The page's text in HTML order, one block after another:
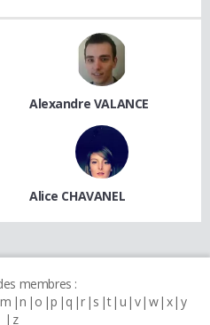
Alexandre VALANCE
Alice CHAVANEL
membres :
m n o p q r s t u v w x y
z